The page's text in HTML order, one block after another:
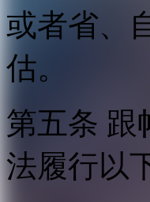
或者省、
估。
第五条 跟
法履行以